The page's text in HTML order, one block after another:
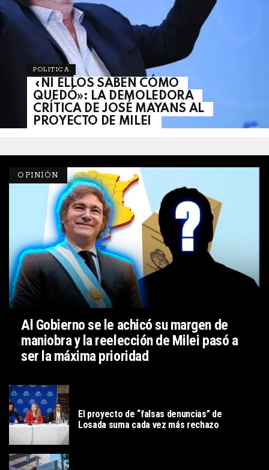
POLITICA
«NI ELLOS SABEN CÓMO
QUEDÓ»: LA DEMOLEDORA
CRÍTICA DE JOSÉ MAYANS AL
PROYECTO DE MILEI
OPINIÓN
Al Gobierno se le achicó su margen de
maniobra y la reelección de Milei pasó a
ser la máxima prioridad
El proyecto de “falsas denuncias” de
Losada suma cada vez más rechazo